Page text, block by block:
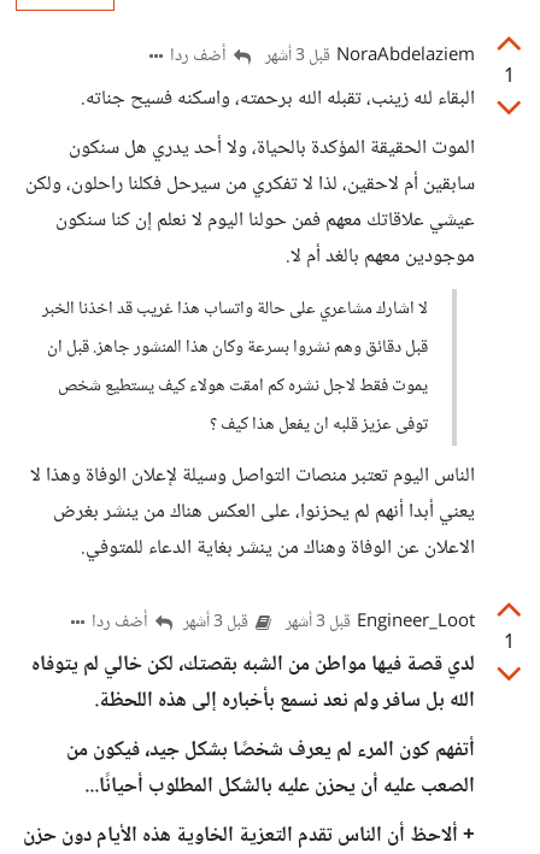
1
NoraAbdelaziem قبل 3 أشهر أضف ردا
البقاء لله زينب، تقبله الله برحمته، واسكنه فسيح جناته.
الموت الحقيقة المؤكدة بالحياة، ولا أحد يدري هل سنكون
سابقين أم لاحقين، لذا لا تفكري من سيرحل فكلنا راحلون، ولكن
عيشي علاقاتك معهم فمن حولنا اليوم لا نعلم إن كنا سنكون
موجودين معهم بالغد أم لا.
لا اشارك مشاعري على حالة واتساب هذا غريب قد اخذنا الخبر
قبل دقائق وهم نشروا بسرعة وكان هذا المنشور جاهز. قبل ان
يموت فقط لاجل نشره كم امقت هولاء كيف يستطيع شخص
توفى عزيز قلبه ان يفعل هذا كيف ؟
الناس اليوم تعتبر منصات التواصل وسيلة لإعلان الوفاة وهذا لا
يعني أبدا أنهم لم يحزنوا، على العكس هناك من ينشر بغرض
الاعلان عن الوفاة وهناك من ينشر بغاية الدعاء للمتوفي.
1
Engineer_Loot قبل 3 أشهر قبل 3 أشهر أضف ردا
لدي قصة فيها مواطن من الشبه بقصتك، لكن خالي لم يتوفاه
الله بل سافر ولم نعد نسمع بأخباره إلى هذه اللحظة.
أتفهم كون المرء لم يعرف شخصًا بشكل جيد، فيكون من
الصعب عليه أن يحزن عليه بالشكل المطلوب أحيانًا...
+ ألاحظ أن الناس تقدم التعزية الخاوية هذه الأيام دون حزن